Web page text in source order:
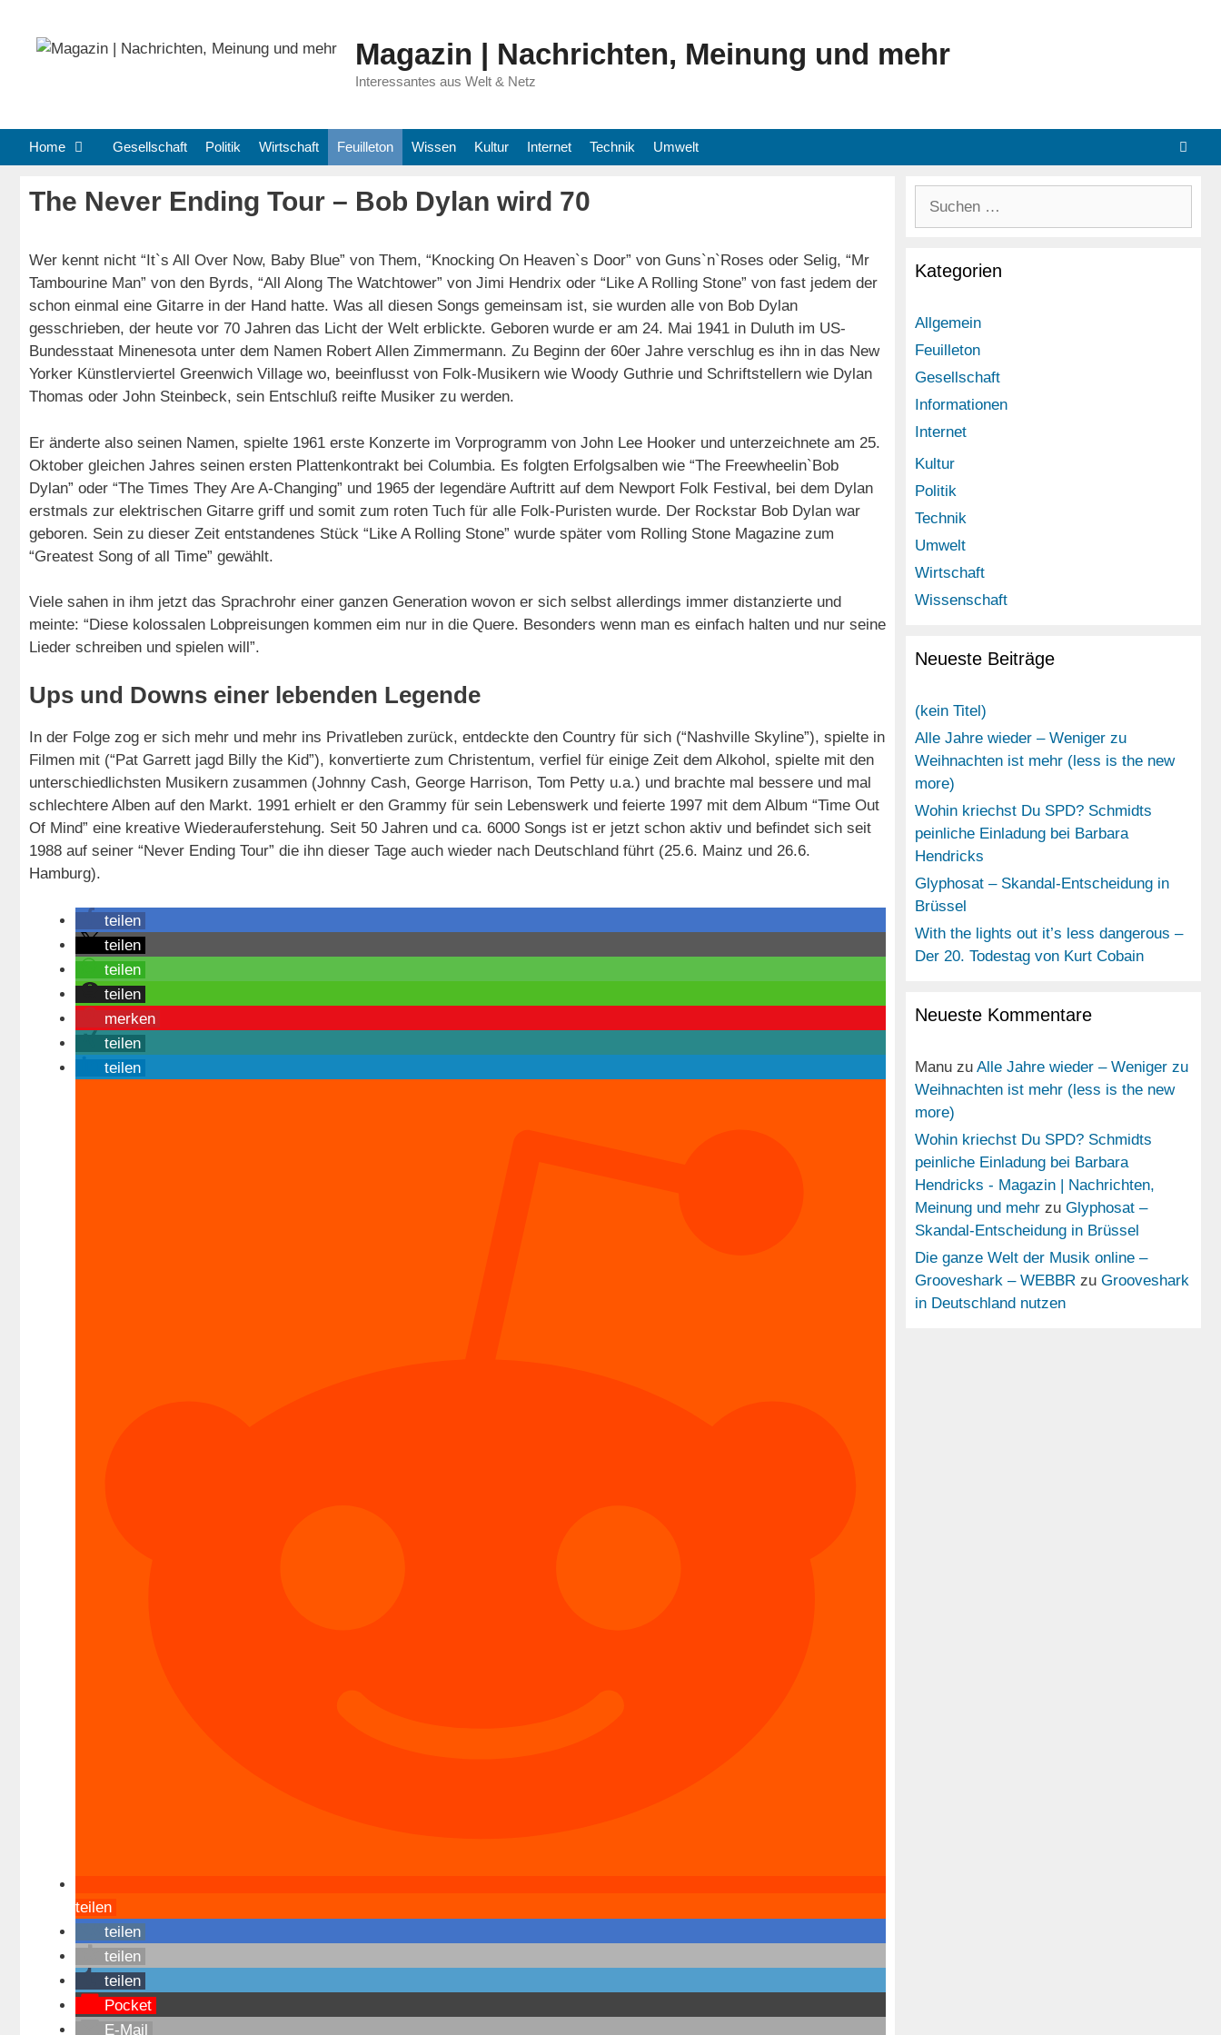
springen
Magazin | Nachrichten, Meinung und mehr
Interessantes aus Welt & Netz
Home Gesellschaft Politik Wirtschaft Feuilleton Wissen Kultur Internet Technik Umwelt
The Never Ending Tour – Bob Dylan wird 70
Wer kennt nicht “It`s All Over Now, Baby Blue” von Them, “Knocking On Heaven`s Door” von Guns`n`Roses oder Selig, “Mr
Tambourine Man” von den Byrds, “All Along The Watchtower” von Jimi Hendrix oder “Like A Rolling Stone” von fast jedem der
schon einmal eine Gitarre in der Hand hatte. Was all diesen Songs gemeinsam ist, sie wurden alle von Bob Dylan
gesschrieben, der heute vor 70 Jahren das Licht der Welt erblickte. Geboren wurde er am 24. Mai 1941 in Duluth im US-
Bundesstaat Minenesota unter dem Namen Robert Allen Zimmermann. Zu Beginn der 60er Jahre verschlug es ihn in das New
Yorker Künstlerviertel Greenwich Village wo, beeinflusst von Folk-Musikern wie Woody Guthrie und Schriftstellern wie Dylan
Thomas oder John Steinbeck, sein Entschluß reifte Musiker zu werden.
Er änderte also seinen Namen, spielte 1961 erste Konzerte im Vorprogramm von John Lee Hooker und unterzeichnete am 25.
Oktober gleichen Jahres seinen ersten Plattenkontrakt bei Columbia. Es folgten Erfolgsalben wie “The Freewheelin`Bob
Dylan” oder “The Times They Are A-Changing” und 1965 der legendäre Auftritt auf dem Newport Folk Festival, bei dem Dylan
erstmals zur elektrischen Gitarre griff und somit zum roten Tuch für alle Folk-Puristen wurde. Der Rockstar Bob Dylan war
geboren. Sein zu dieser Zeit entstandenes Stück “Like A Rolling Stone” wurde später vom Rolling Stone Magazine zum
“Greatest Song of all Time” gewählt.
Viele sahen in ihm jetzt das Sprachrohr einer ganzen Generation wovon er sich selbst allerdings immer distanzierte und
meinte: “Diese kolossalen Lobpreisungen kommen eim nur in die Quere. Besonders wenn man es einfach halten und nur seine
Lieder schreiben und spielen will”.
Ups und Downs einer lebenden Legende
In der Folge zog er sich mehr und mehr ins Privatleben zurück, entdeckte den Country für sich (“Nashville Skyline”), spielte in
Filmen mit (“Pat Garrett jagd Billy the Kid”), konvertierte zum Christentum, verfiel für einige Zeit dem Alkohol, spielte mit den
unterschiedlichsten Musikern zusammen (Johnny Cash, George Harrison, Tom Petty u.a.) und brachte mal bessere und mal
schlechtere Alben auf den Markt. 1991 erhielt er den Grammy für sein Lebenswerk und feierte 1997 mit dem Album “Time Out
Of Mind” eine kreative Wiederauferstehung. Seit 50 Jahren und ca. 6000 Songs ist er jetzt schon aktiv und befindet sich seit
1988 auf seiner “Never Ending Tour” die ihn dieser Tage auch wieder nach Deutschland führt (25.6. Mainz und 26.6.
Hamburg).
teilen
teilen
teilen
teilen
merken
teilen
teilen
teilen
teilen
teilen
teilen
Pocket
E-Mail
Kategorien
Allgemein
Feuilleton
Gesellschaft
Informationen
Internet
Kultur
Politik
Technik
Umwelt
Wirtschaft
Wissenschaft
Neueste Beiträge
(kein Titel)
Alle Jahre wieder – Weniger zu
Weihnachten ist mehr (less is the new
more)
Wohin kriechst Du SPD? Schmidts
peinliche Einladung bei Barbara
Hendricks
Glyphosat – Skandal-Entscheidung in
Brüssel
With the lights out it’s less dangerous –
Der 20. Todestag von Kurt Cobain
Neueste Kommentare
Manu zu Alle Jahre wieder – Weniger zu
Weihnachten ist mehr (less is the new
more)
Wohin kriechst Du SPD? Schmidts
peinliche Einladung bei Barbara
Hendricks - Magazin | Nachrichten,
Meinung und mehr zu Glyphosat –
Skandal-Entscheidung in Brüssel
Die ganze Welt der Musik online –
Grooveshark – WEBBR zu Grooveshark
in Deutschland nutzen